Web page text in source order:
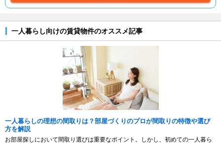
一人暮らし向けの賃貸物件のオススメ記事
一人暮らしの理想の間取りは？部屋づくりのプロが間取りの特徴や選び
方を解説
お部屋探しにおいて間取り選びは重要なポイント。しかし、初めての一人暮ら